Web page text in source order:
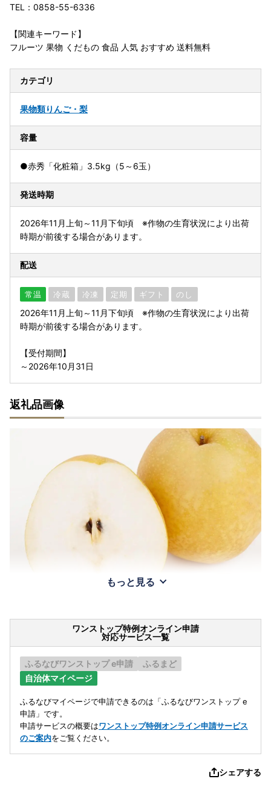
TEL：0858-55-6336
【関連キーワード】
フルーツ 果物 くだもの 食品 人気 おすすめ 送料無料
カテゴリ
果物類りんご・梨
容量
●赤秀「化粧箱」3.5kg（5～6玉）
発送時期
2026年11月上旬～11月下旬頃 ※作物の生育状況により出荷
時期が前後する場合があります。
配送
常温 冷蔵 冷凍 定期 ギフト のし
2026年11月上旬～11月下旬頃 ※作物の生育状況により出荷
時期が前後する場合があります。
【受付期間】
～2026年10月31日
返礼品画像
もっと見る
ワンストップ特例オンライン申請
対応サービス一覧
ふるなびワンストップ e申請
ふるまど
自治体マイページ
ふるなびマイページで申請できるのは「ふるなびワンストップ e
申請」です。
申請サービスの概要はワンストップ特例オンライン申請サービス
のご案内をご覧ください。
シェアする